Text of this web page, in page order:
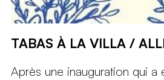
TABAS À LA VILLA /
Après une inauguration qui a